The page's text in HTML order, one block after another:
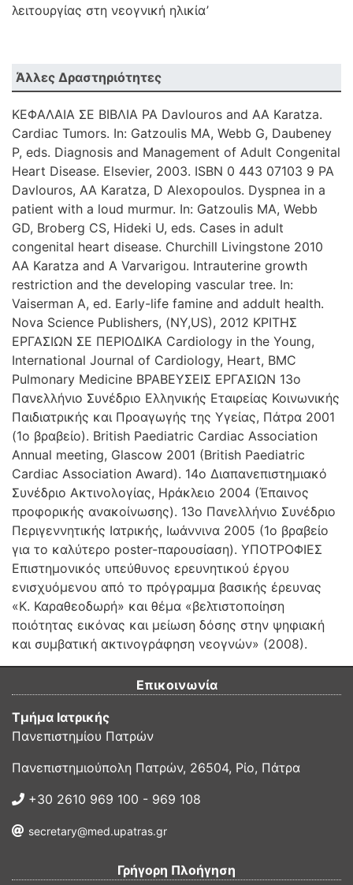
λειτουργίας στη νεογνική ηλικία’
Άλλες Δραστηριότητες
ΚΕΦΑΛΑΙΑ ΣΕ ΒΙΒΛΙΑ PA Davlouros and AA Karatza.
Cardiac Tumors. In: Gatzoulis MA, Webb G, Daubeney
P, eds. Diagnosis and Management of Adult Congenital
Heart Disease. Elsevier, 2003. ISBN 0 443 07103 9 PA
Davlouros, AA Karatza, D Alexopoulos. Dyspnea in a
patient with a loud murmur. In: Gatzoulis MA, Webb
GD, Broberg CS, Hideki U, eds. Cases in adult
congenital heart disease. Churchill Livingstone 2010
AA Karatza and A Varvarigou. Intrauterine growth
restriction and the developing vascular tree. In:
Vaiserman A, ed. Early-life famine and addult health.
Nova Science Publishers, (ΝY,US), 2012 ΚΡΙΤΗΣ
ΕΡΓΑΣΙΩΝ ΣΕ ΠΕΡΙΟΔΙΚΑ Cardiology in the Young,
International Journal of Cardiology, Heart, BMC
Pulmonary Medicine ΒΡΑΒΕΥΣΕΙΣ ΕΡΓΑΣΙΩΝ 13ο
Πανελλήνιο Συνέδριο Ελληνικής Εταιρείας Κοινωνικής
Παιδιατρικής και Προαγωγής της Υγείας, Πάτρα 2001
(1ο βραβείο). British Paediatric Cardiac Association
Annual meeting, Glascow 2001 (British Paediatric
Cardiac Association Award). 14ο Διαπανεπιστημιακό
Συνέδριο Ακτινολογίας, Ηράκλειο 2004 (Έπαινος
προφορικής ανακοίνωσης). 13ο Πανελλήνιο Συνέδριο
Περιγεννητικής Ιατρικής, Ιωάννινα 2005 (1ο βραβείο
για το καλύτερο poster-παρουσίαση). ΥΠΟΤΡΟΦΙΕΣ
Επιστημονικός υπεύθυνος ερευνητικού έργου
ενισχυόμενου από το πρόγραμμα βασικής έρευνας
«Κ. Καραθεοδωρή» και θέμα «βελτιστοποίηση
ποιότητας εικόνας και μείωση δόσης στην ψηφιακή
και συμβατική ακτινογράφηση νεογνών» (2008).
Επικοινωνία
Τμήμα Ιατρικής
Πανεπιστημίου Πατρών
Πανεπιστημιούπολη Πατρών, 26504, Ρίο, Πάτρα
+30 2610 969 100 - 969 108
secretary@med.upatras.gr
Γρήγορη Πλοήγηση